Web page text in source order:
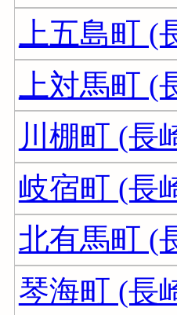
上五島町 (
上対馬町 (
川棚町 (長
岐宿町 (長
北有馬町 (
琴海町 (長